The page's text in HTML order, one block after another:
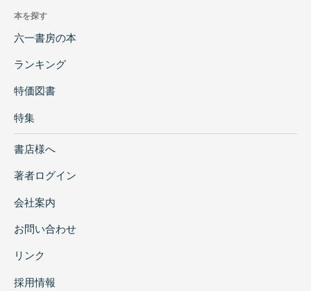
本を探す
六一書房の本
ランキング
特価図書
特集
書店様へ
著者ログイン
会社案内
お問い合わせ
リンク
採用情報